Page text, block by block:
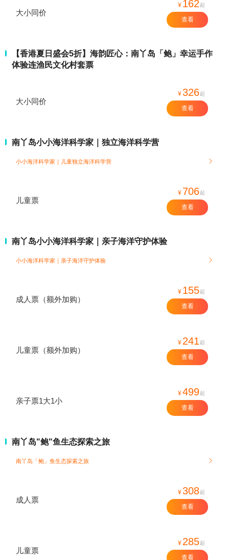
大小同价
¥ 162 起
查看
【香港夏日盛会5折】海韵匠心：南丫岛「鲍」幸运手作
体验连渔民文化村套票
大小同价
¥326起
查看
南丫岛小小海洋科学家｜独立海洋科学营
小小海洋科学家｜儿童独立海洋科学营 
儿童票
¥ 706起
查看
南丫岛小小海洋科学家｜亲子海洋守护体验
小小海洋科学家｜亲子海洋守护体验 
成人票（额外加购）
¥ 155起
查看
儿童票（额外加购）
¥ 241 起
查看
亲子票1大1小
¥499起
查看
南丫岛"鲍"鱼生态探索之旅
南丫岛「鲍」鱼生态探索之旅 
成人票
¥308起
查看
儿童票
¥ 285起
查看